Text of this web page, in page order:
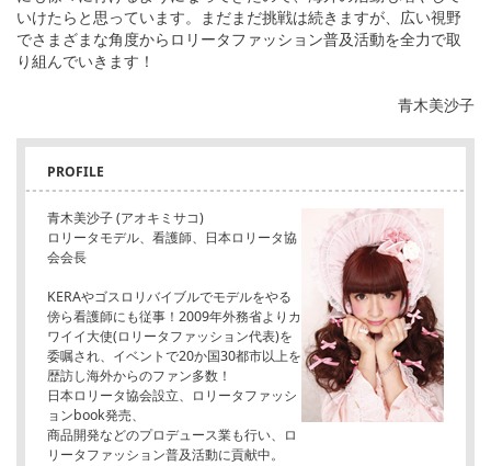
いけたらと思っています。まだまだ挑戦は続きますが、広い視野
でさまざまな角度からロリータファッション普及活動を全力で取
り組んでいきます！
青木美沙子
PROFILE
青木美沙子 (アオキミサコ)
ロリータモデル、看護師、日本ロリータ協
会会長
KERAやゴスロリバイブルでモデルをやる
傍ら看護師にも従事！2009年外務省よりカ
ワイイ大使(ロリータファッション代表)を
委嘱され、イベントで20か国30都市以上を
歴訪し海外からのファン多数！
日本ロリータ協会設立、ロリータファッシ
ョンbook発売、
商品開発などのプロデュース業も行い、ロ
リータファッション普及活動に貢献中。